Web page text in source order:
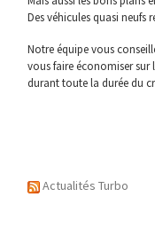
Des véhicules quasi neufs
Notre équipe vous
vous faire économiser sur
durant toute la durée du
Actualités Turbo